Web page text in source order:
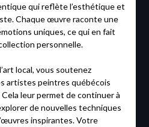
qui reflète l’esthétique et
Chaque œuvre raconte une
uniques, ce qui en fait
personnelle.
local, vous soutenez
artistes peintres québécois
leur permet de continuer à
de nouvelles techniques
inspirantes. Votre